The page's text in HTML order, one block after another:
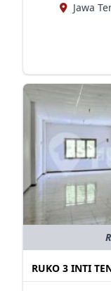
Jawa
RUKO 3 INTI